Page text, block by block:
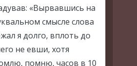
«Вырвавшись на
смысле слова
я долго, вплоть до
не евши, хотя
помню, часов в 10